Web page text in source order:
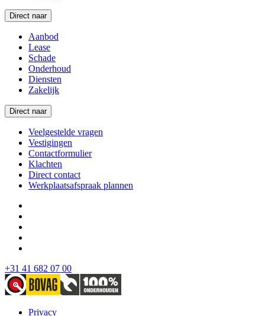
Direct naar
Aanbod
Lease
Schade
Onderhoud
Diensten
Zakelijk
Direct naar
Veelgestelde vragen
Vestigingen
Contactformulier
Klachten
Direct contact
Werkplaatsafspraak plannen
+31 41 682 07 00
Privacy